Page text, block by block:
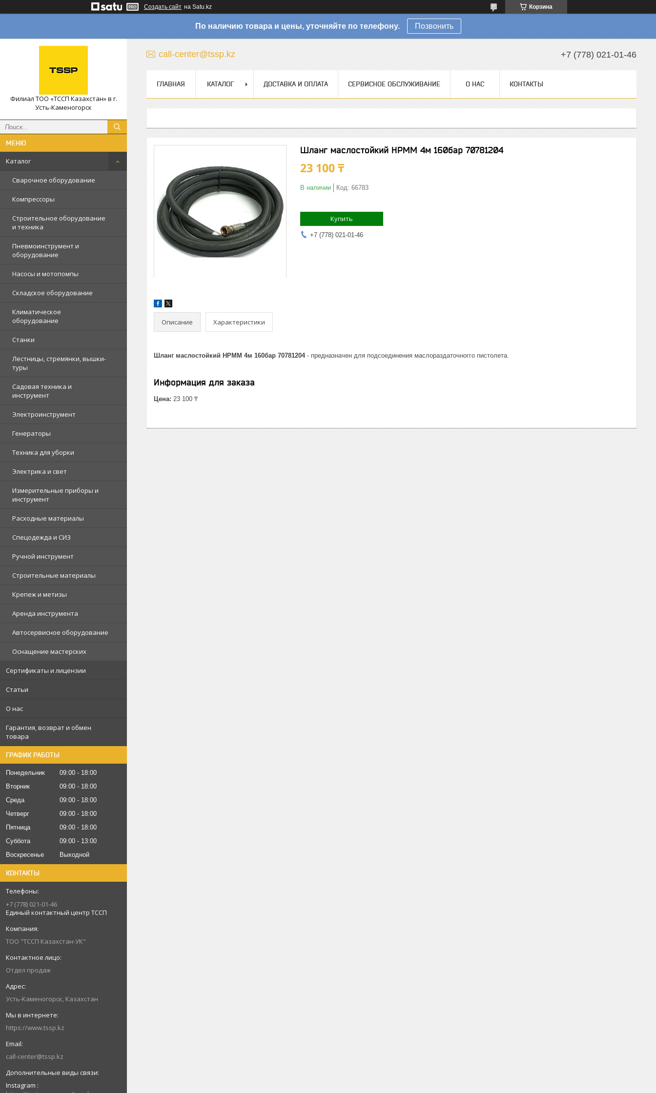
Создать сайт на Satu.kz Корзина
По наличию товара и цены, уточняйте по телефону. Позвонить
Филиал ТОО «ТССП Казахстан» в г.
Усть-Каменогорск
Каталог
Сварочное оборудование
Компрессоры
Строительное оборудование
и техника
Пневмоинструмент и
оборудование
Насосы и мотопомпы
Складское оборудование
Климатическое
оборудование
Станки
Лестницы, стремянки, вышки-
туры
Садовая техника и
инструмент
Электроинструмент
Генераторы
Техника для уборки
Электрика и свет
Измерительные приборы и
инструмент
Расходные материалы
Спецодежда и СИЗ
Ручной инструмент
Строительные материалы
Крепеж и метизы
Аренда инструмента
Автосервисное оборудование
Оснащение мастерских
Сертификаты и лицензии
Статьи
О нас
Гарантия, возврат и обмен
товара
ГРАФИК РАБОТЫ
Понедельник 09:00
18:00
Вторник
09:00
18:00
Среда
09:00
18:00
Четверг
09:00
18:00
Пятница
09:00
18:00
Суббота
09:00
13:00
Воскресенье
Выходной
КОНТАКТЫ
+7 (778) 021-01-46
Единый контактный центр ТССП
ТОО "ТССП Казахстан-УК"
Отдел продаж
Усть-Каменогорск, Казахстан
https://www.tssp.kz
call-center@tssp.kz
Instagram
call-center@tssp.kz +7 (778) 021-01-46
ГЛАВНАЯ КАТАЛОГ ДОСТАВКА И ОПЛАТА СЕРВИСНОЕ ОБСЛУЖИВАНИЕ О НАС КОНТАКТЫ
Шланг маслостойкий HPMM 4м 160бар 70781204
23 100 ₸
В наличии Код: 66783
Купить
+7 (778) 021-01-46
Описание Характеристики
Шланг маслостойкий HPMM 4м 160бар 70781204- предназначен для подсоединения маслораздаточногго пистолета.
Информация для заказа
Цена: 23 100 ₸